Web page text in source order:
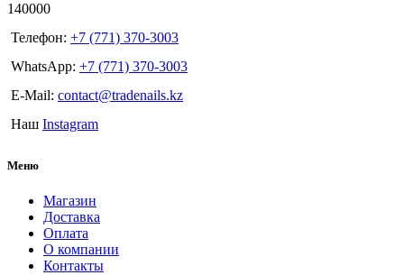
140000
Телефон: +7 (771) 370-3003
WhatsApp: +7 (771) 370-3003
E-Mail: contact@tradenails.kz
Наш Instagram
Меню
Магазин
Доставка
Оплата
О компании
Контакты